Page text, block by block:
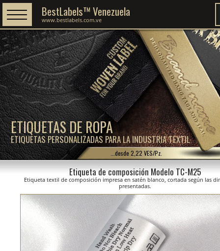
ETIQUETAS DE ROPA
ETIQUETAS PERSONALIZADAS PARA LA INDUSTRIA TEXTIL
BestLabels™ Venezuela
www.bestlabels.com.ve
...desde 2,22 VES/Pz.
Etiqueta de composición Modelo TC-M25
Etiqueta textil de composición impresa en satén blanco, cortada según las
presentadas.